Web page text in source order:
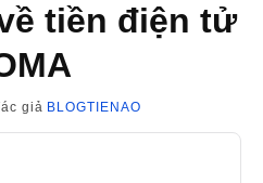
tiền điện tử
giả BLOGTIENAO